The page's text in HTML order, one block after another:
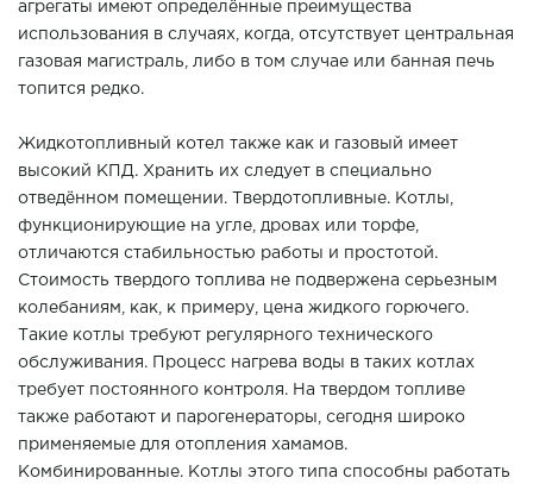
агрегаты имеют определённые преимущества
использования в случаях, когда, отсутствует центральная
газовая магистраль, либо в том случае или банная печь
топится редко.
Жидкотопливный котел также как и газовый имеет
высокий КПД. Хранить их следует в специально
отведённом помещении. Твердотопливные. Котлы,
функционирующие на угле, дровах или торфе,
отличаются стабильностью работы и простотой.
Стоимость твердого топлива не подвержена серьезным
колебаниям, как, к примеру, цена жидкого горючего.
Такие котлы требуют регулярного технического
обслуживания. Процесс нагрева воды в таких котлах
требует постоянного контроля. На твердом топливе
также работают и парогенераторы, сегодня широко
применяемые для отопления хамамов.
Комбинированные. Котлы этого типа способны работать